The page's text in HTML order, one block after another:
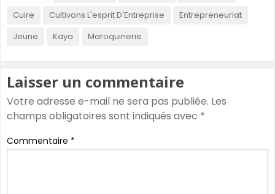
Cuire
Cultivons L'esprit D'Entreprise
Entrepreneuriat
Jeune
Kaya Maroquinerie
Laisser un commentaire
Votre adresse e-mail ne sera pas publiée. Les
champs obligatoires sont indiqués avec *
Commentaire *